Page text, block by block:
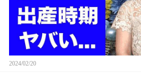
2024/02/20